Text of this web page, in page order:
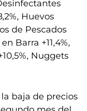
Huevos
de Pescados
Barra +11,4%,
Nuggets
baja de precios